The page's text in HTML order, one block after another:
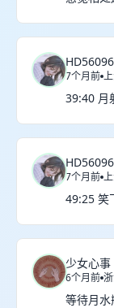
7个月前
39:40 月
7个月前
49:25 笑
少女心事
6个月前
等待月水